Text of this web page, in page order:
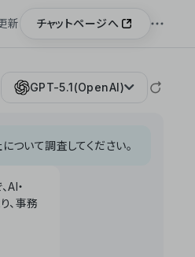
新 チャットページへ
GPT-5.1(OpenAI)
ついて調査してください。
・
、事務